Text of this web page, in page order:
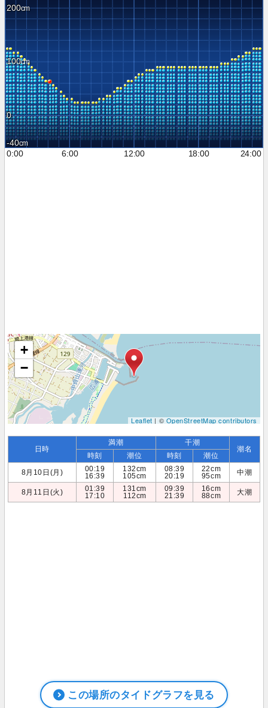
200
100
0
-40
0:00
6:00 12:00 18:00 24:00
+
−
Leaflet| ©OpenStreetMap contributors
日時
満潮 干潮
潮名
時刻 潮位 時刻
潮位
8月10日(月)
00:19
16:39
132cm
105cm
08:39
20:19
22cm
95cm
中潮
8月11日(火)
01:39
17:10
131cm
112cm
09:39
21:39
16cm
88cm
大潮
この場所のタイドグラフを見る